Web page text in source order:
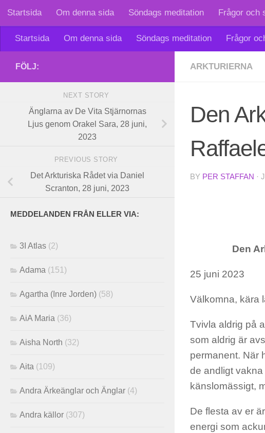
Skip to content
Startsida Om denna sida Söndags meditation Frågor och
Startsida Om denna sida Söndags meditation Frågor
ARKTURIERNA
Den
BY PER STAFFAN ·
Den
25 juni 2023
Välkomna, kära
Tvivla aldrig på
som aldrig är
permanent. När
de andligt
känslomässigt,
De flesta av er
energi som
FÖLJ:
NEXT STORY
Änglarna av De Vita Stjärnornas
Ljus genom Orakel Sara, 28 juni,
2023
PREVIOUS STORY
Det Arkturiska Rådet via Daniel
Scranton, 28 juni, 2023
MEDDELANDEN FRÅN ELLER VIA:
3I Atlas (2)
Adama (151)
Agartha (Inre Jorden) (58)
AiA Maria (36)
Aisha North (32)
Aita (109)
Andra Ärkeänglar och Änglar (4)
Andra källor (307)